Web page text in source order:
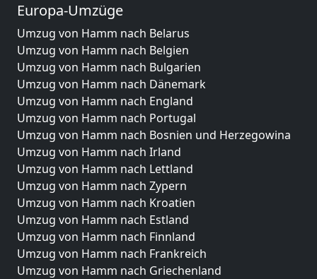
Europa-Umzüge
Umzug von Hamm nach Belarus
Umzug von Hamm nach Belgien
Umzug von Hamm nach Bulgarien
Umzug von Hamm nach Dänemark
Umzug von Hamm nach England
Umzug von Hamm nach Portugal
Umzug von Hamm nach Bosnien und Herzegowina
Umzug von Hamm nach Irland
Umzug von Hamm nach Lettland
Umzug von Hamm nach Zypern
Umzug von Hamm nach Kroatien
Umzug von Hamm nach Estland
Umzug von Hamm nach Finnland
Umzug von Hamm nach Frankreich
Umzug von Hamm nach Griechenland